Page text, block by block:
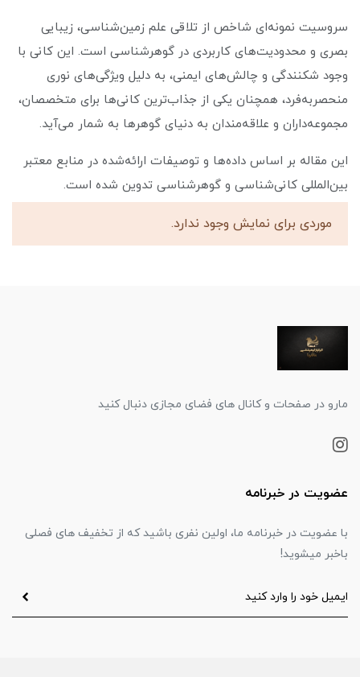
سروسیت نمونه‌ای شاخص از تلاقی علم زمین‌شناسی، زیبایی
بصری و محدودیت‌های کاربردی در گوهرشناسی است. این کانی با
وجود شکنندگی و چالش‌های ایمنی، به دلیل ویژگی‌های نوری
منحصر‌به‌فرد، همچنان یکی از جذاب‌ترین کانی‌ها برای متخصصان،
مجموعه‌داران و علاقه‌مندان به دنیای گوهرها به شمار می‌آید.
این مقاله بر اساس داده‌ها و توصیفات ارائه‌شده در منابع معتبر
بین‌المللی کانی‌شناسی و گوهرشناسی تدوین شده است.
موردی برای نمایش وجود ندارد.
مارو در صفحات و کانال های فضای مجازی دنبال کنید
عضویت در خبرنامه
با عضویت در خبرنامه ما، اولین نفری باشید که از تخفیف های فصلی
باخبر میشوید!